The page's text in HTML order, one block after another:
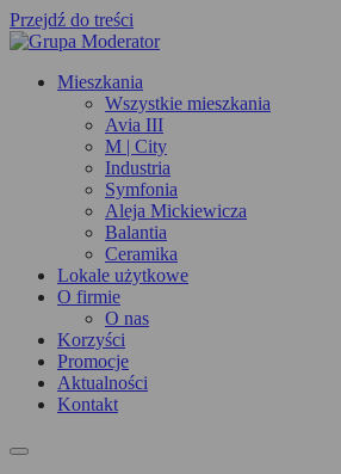
Przejdź do treści
Mieszkania
Wszystkie mieszkania
Avia III
M | City
Industria
Symfonia
Aleja Mickiewicza
Balantia
Ceramika
Lokale użytkowe
O firmie
O nas
Korzyści
Promocje
Aktualności
Kontakt